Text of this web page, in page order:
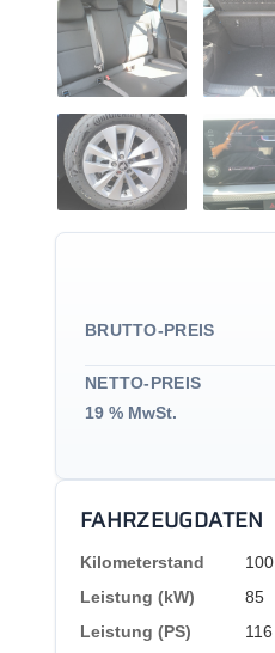
BRUTTO-PREIS
NETTO-PREIS
19 % MwSt.
FAHRZEUGDATEN
Kilometerstand
100
Leistung (kW)
85
Leistung (PS)
116